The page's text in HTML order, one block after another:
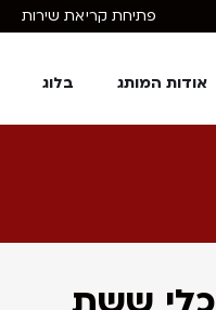
אודות המותג בלוג
פתיחת קריאת שירות